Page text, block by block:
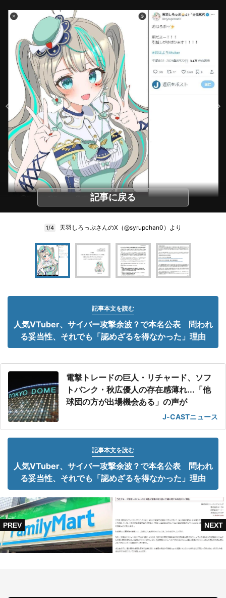
記事に戻る
1/4 天羽しろっぷさんのX（@syrupchan0）より
記事本文を読む
人気VTuber、サイバー攻撃余波？で本名公表 問われ
る妥当性、それでも「認めざるを得なかった」理由
電撃トレードの巨人・リチャード、ソフ
トバンク・秋広優人の存在感薄れ...「他
球団の方が出場機会ある」の声が
J-CASTニュース
記事本文を読む
人気VTuber、サイバー攻撃余波？で本名公表 問われ
る妥当性、それでも「認めざるを得なかった」理由